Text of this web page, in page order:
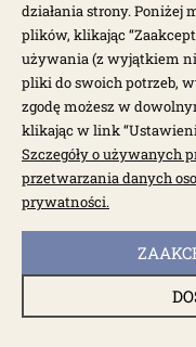
Podkładka
działania strony. Poniżej
plików, klikając
używania (z wyjątkiem
pliki do swoich potrzeb,
zgodę możesz w
klikając w link
Szczegóły o używanych
przetwarzania danych
prywatności.